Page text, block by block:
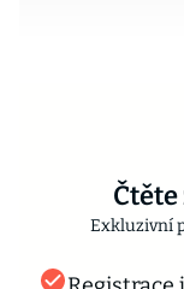
Exkluzivní